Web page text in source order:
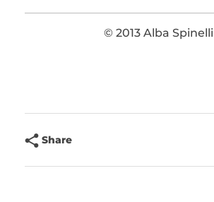
© 2013 Alba Spinelli
Share